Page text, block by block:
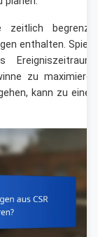
zeitlich
enthalten.
zu
kann zu